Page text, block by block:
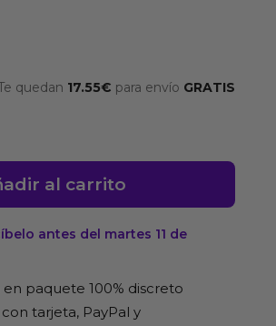
quedan 17.55€ para envío GRATIS
al carrito
antes del martes 11 de
en paquete 100% discreto
tarjeta, PayPal y